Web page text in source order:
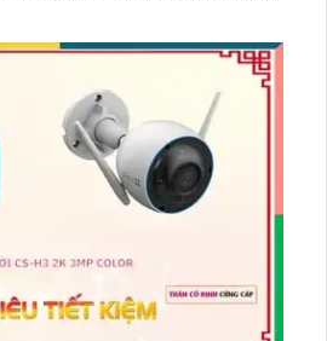
mặt trời và pin sạc đạt chuẩn
giúp hoạt động bền bỉ trong mọi